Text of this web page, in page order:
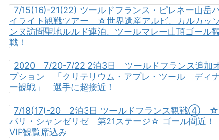
7/15(16)-21(22) ツールドフランス・ピレネー山岳
イライト観戦ツアー ☆世界遺産アルビ、カルカッ
ンヌ訪問聖地ルルド連泊、ツールマレー山頂ゴール
戦！
2020 7/20-7/22 2泊3日 ツールドフランス追加
プション 「クリテリウム・アプレ・ツール ディ
ー観戦」 選手に超接近！
7/18(17)-20 2泊3日 ツールドフランス観戦④ ☆
パリ・シャンゼリゼ 第21ステージ☆ ゴール間近！
VIP観覧席込み